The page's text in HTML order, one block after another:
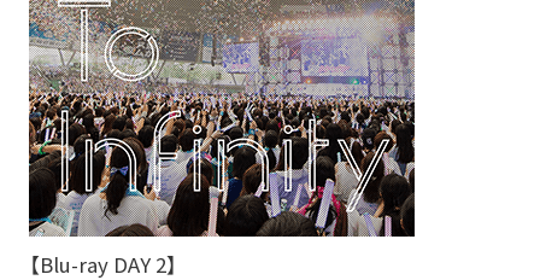
【Blu-ray DAY 2】